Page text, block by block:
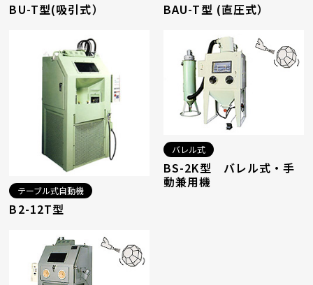
BU-T型(吸引式） BAU-T型 (直圧式）
テーブル式自動機
B2-12T型
バレル式
BS-2K型 バレル式・手
動兼用機